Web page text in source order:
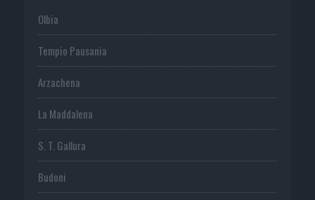
Olbia
Tempio Pausania
Arzachena
La Maddalena
S. T. Gallura
Budoni